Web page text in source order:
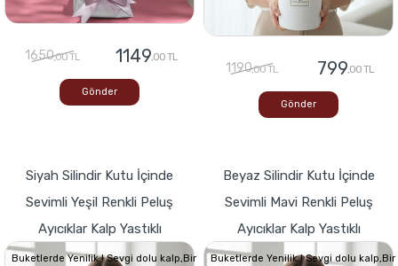
1650,00 TL 1149,00 TL
Gönder
1190,00 TL 799,00 TL
Gönder
Siyah Silindir Kutu İçinde
Sevimli Yeşil Renkli Peluş
Ayıcıklar Kalp Yastıklı
Buketlerde Yenilik ! Sevgi dolu kalp,Bir
Beyaz Silindir Kutu İçinde
Sevimli Mavi Renkli Peluş
Ayıcıklar Kalp Yastıklı
Buketlerde Yenilik ! Sevgi dolu kalp,Bir